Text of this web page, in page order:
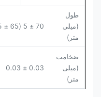
طول
(میلی
متر)
70 ± 5 (65 ± 5 ؛ نوع برش)
ضخامت
(میلی
متر)
0.03 ± 0.03